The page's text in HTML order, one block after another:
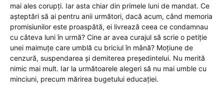
mai ales corupți. Iar asta chiar din primele luni de mandat. Ce
așteptări să ai pentru anii următori, dacă acum, când memoria
promisiunilor este proaspătă, ei livrează ceea ce condamnau
cu câteva luni în urmă? Cine ar avea curajul să scrie o petiție
unei maimuțe care umblă cu briciul în mână? Moțiune de
cenzură, suspendarea și demiterea președintelui. Nu merită
nimic mai mult. Iar la următoarele alegeri să nu mai umble cu
minciuni, precum mărirea bugetului educației.